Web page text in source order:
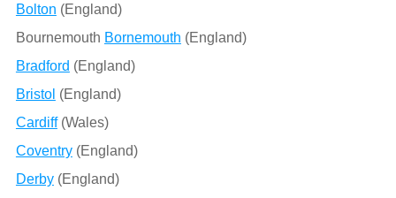
Bolton (England)
Bournemouth Bornemouth (England)
Bradford (England)
Bristol (England)
Cardiff(Wales)
Coventry(England)
Derby(England)